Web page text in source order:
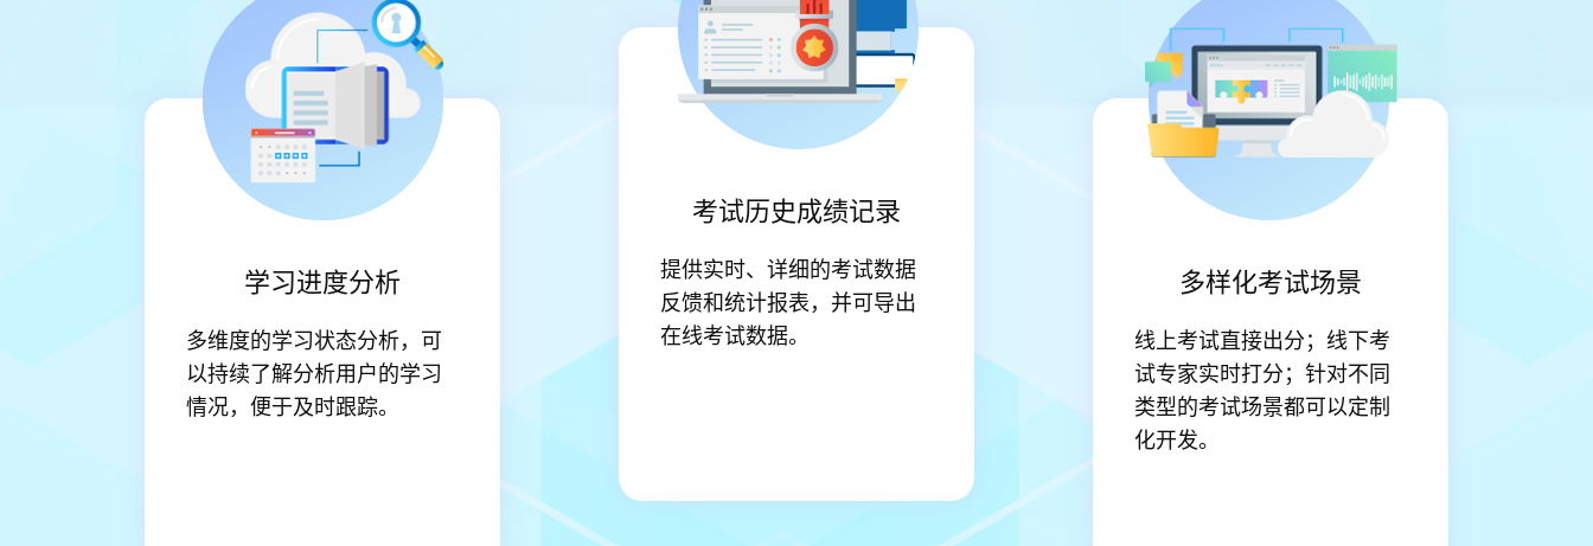
学习进度分析
多维度的学习状态分析，可
以持续了解分析用户的学习
情况，便于及时跟踪。
考试历史成绩记录
提供实时、详细的考试数据
反馈和统计报表，并可导出
在线考试数据。
多样化考试场景
线上考试直接出分；线下考
试专家实时打分；针对不同
类型的考试场景都可以定制
化开发。